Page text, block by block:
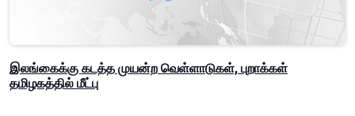
இலங்கைக்கு கடத்த முயன்ற வெள்ளாடுகள், புறாக்கள்
தமிழகத்தில் மீட்பு